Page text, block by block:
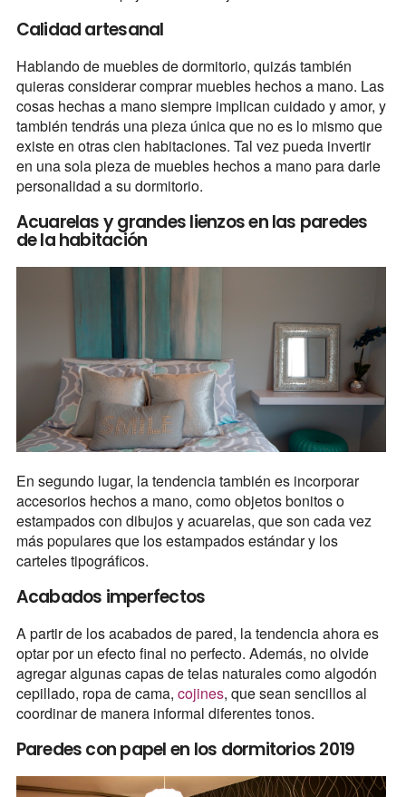
Calidad artesanal
Hablando de muebles de dormitorio, quizás también
quieras considerar comprar muebles hechos a mano. Las
cosas hechas a mano siempre implican cuidado y amor, y
también tendrás una pieza única que no es lo mismo que
existe en otras cien habitaciones. Tal vez pueda invertir
en una sola pieza de muebles hechos a mano para darle
personalidad a su dormitorio.
Acuarelas y grandes lienzos en las paredes
de la habitación
En segundo lugar, la tendencia también es incorporar
accesorios hechos a mano, como objetos bonitos o
estampados con dibujos y acuarelas, que son cada vez
más populares que los estampados estándar y los
carteles tipográficos.
Acabados imperfectos
A partir de los acabados de pared, la tendencia ahora es
optar por un efecto final no perfecto. Además, no olvide
agregar algunas capas de telas naturales como algodón
cepillado, ropa de cama, cojines, que sean sencillos al
coordinar de manera informal diferentes tonos.
Paredes con papel en los dormitorios 2019